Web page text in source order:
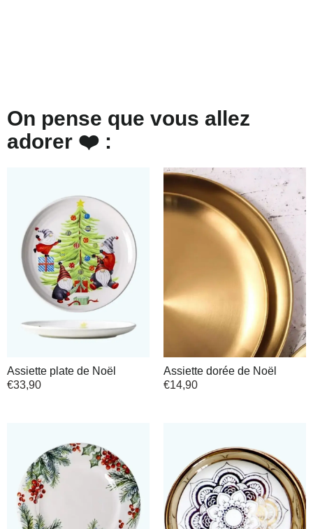
On pense que vous allez
adorer ❤️ :
Assiette plate de Noël
€33,90
Assiette dorée de Noël
€14,90